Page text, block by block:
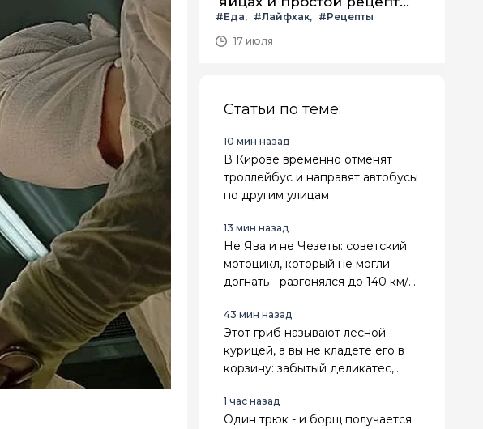
летнего салата с ним
#Еда #Лайфхак
#Рецепты
17 июля
Статьи по теме:
10 мин назад
В Кирове временно отменят
троллейбус и направят автобусы
по другим улицам
13 мин назад
Не Ява и не Чезеты: советский
мотоцикл, который не могли
догнать - разгонялся до 140 км/ч.
43 мин назад
Этот гриб называют лесной
курицей, а вы не кладете его в
корзину: забытый деликатес,
1 час назад
Один трюк - и борщ получается